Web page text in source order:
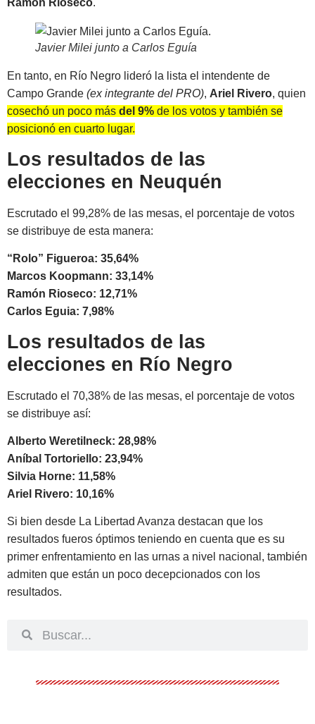
Ramón Rioseco.
Javier Milei junto a Carlos Eguía
En tanto, en Río Negro lideró la lista el intendente de
Campo Grande (ex integrante del PRO), Ariel Rivero, quien
cosechó un poco más del 9% de los votos y también se
posicionó en cuarto lugar.
Los resultados de las
elecciones en Neuquén
Escrutado el 99,28% de las mesas, el porcentaje de votos
se distribuye de esta manera:
“Rolo” Figueroa: 35,64%
Marcos Koopmann: 33,14%
Ramón Rioseco: 12,71%
Carlos Eguia: 7,98%
Los resultados de las
elecciones en Río Negro
Escrutado el 70,38% de las mesas, el porcentaje de votos
se distribuye así:
Alberto Weretilneck: 28,98%
Aníbal Tortoriello: 23,94%
Silvia Horne: 11,58%
Ariel Rivero: 10,16%
Si bien desde La Libertad Avanza destacan que los
resultados fueros óptimos teniendo en cuenta que es su
primer enfrentamiento en las urnas a nivel nacional, también
admiten que están un poco decepcionados con los
resultados.